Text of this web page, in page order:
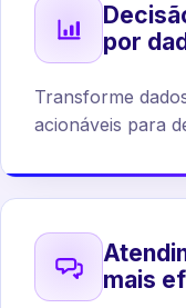
por
Transforme
acionáveis para
mais